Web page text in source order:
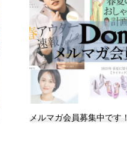
メルマガ会員募集中です！